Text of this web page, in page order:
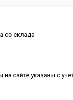
со склада
на сайте указаны с